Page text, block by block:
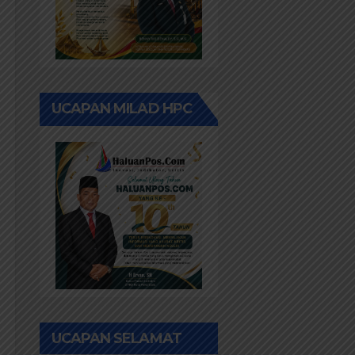
UCAPAN MILAD HPC
UCAPAN SELAMAT